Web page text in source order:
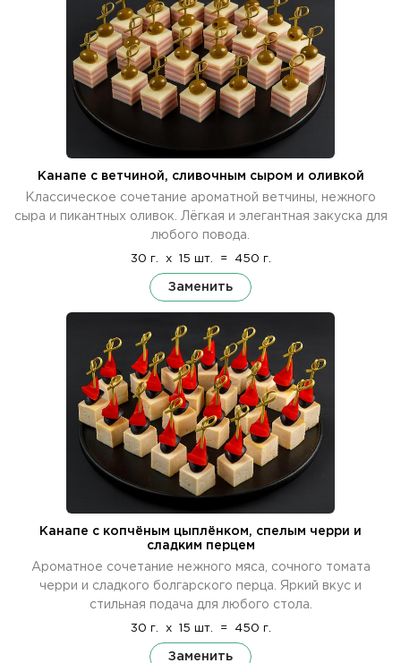
Канапе с ветчиной, сливочным сыром и оливкой
Классическое сочетание ароматной ветчины, нежного
сыра и пикантных оливок. Лёгкая и элегантная закуска для
любого повода.
30 г. x 15 шт. = 450 г.
Заменить
Канапе с копчёным цыплёнком, спелым черри и
сладким перцем
Ароматное сочетание нежного мяса, сочного томата
черри и сладкого болгарского перца. Яркий вкус и
стильная подача для любого стола.
30 г. x 15 шт. = 450 г.
Заменить